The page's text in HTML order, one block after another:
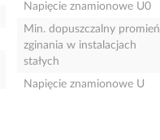
Napięcie znamionowe U0
Min. dopuszczalny promień
zginania w instalacjach
stałych
Napięcie znamionowe U